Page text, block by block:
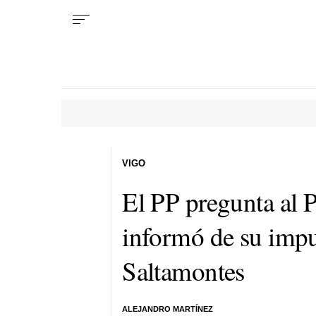
El PP pregunta al
informó de su
Saltamontes
ALEJANDRO MARTÍNEZ
VIGO